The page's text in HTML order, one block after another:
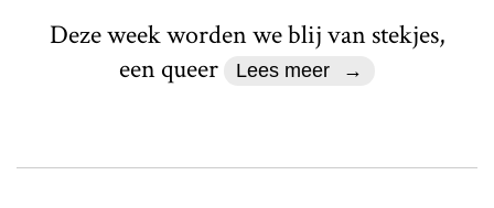
Deze week worden we blij van stekjes,
een queer
Lees meer